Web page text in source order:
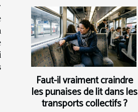
Faut-il vraiment craindre
les punaises de lit dans les
transports collectifs ?